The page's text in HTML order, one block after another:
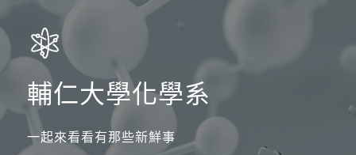
輔仁大學化學系
一起來看看有那些新鮮事